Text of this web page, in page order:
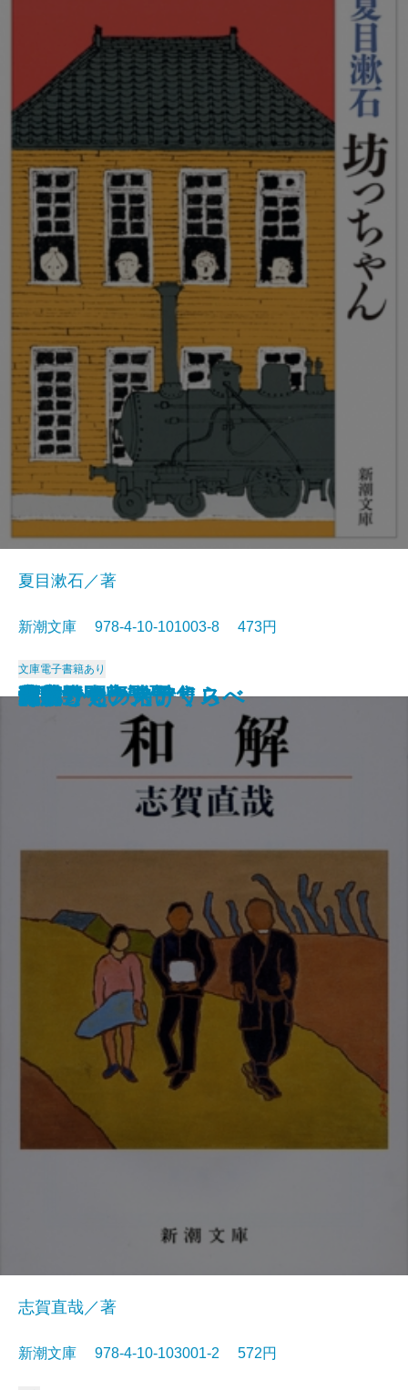
猟銃・闘牛
ヴェルレーヌ詩集
草枕
斜陽
高村光太郎詩集
歌行燈・高野聖
土
真実一路
老妓抄
坊っちゃん
夏目漱石／著
新潮文庫 978-4-10-101003-8 473円
文庫電子書籍あり
和解
志賀直哉／著
新潮文庫 978-4-10-103001-2 572円
ヰタ・セクスアリス
出家とその弟子
にごりえ・たけくらべ
武蔵野
白痴
青年
雁
それから
門